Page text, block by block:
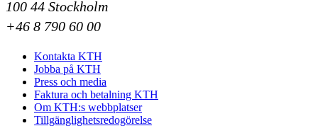
100 44 Stockholm
+46 8 790 60 00
Kontakta KTH
Jobba på KTH
Press och media
Faktura och betalning KTH
Om KTH:s webbplatser
Tillgänglighetsredogörelse